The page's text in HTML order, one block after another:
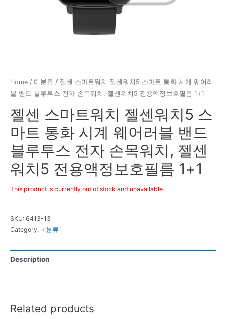
Home / 미분류 / 젤센 스마트워치 젤센워치5 스마트 통화 시계 웨어러
블 밴드 블루투스 전자 손목워치, 젤센워치5 전용액정보호필름 1+1
젤센 스마트워치 젤센워치5 스
마트 통화 시계 웨어러블 밴드
블루투스 전자 손목워치, 젤센
워치5 전용액정보호필름 1+1
This product is currently out of stock and unavailable.
SKU: 6413-13
Category: 미분류
Description
Related products